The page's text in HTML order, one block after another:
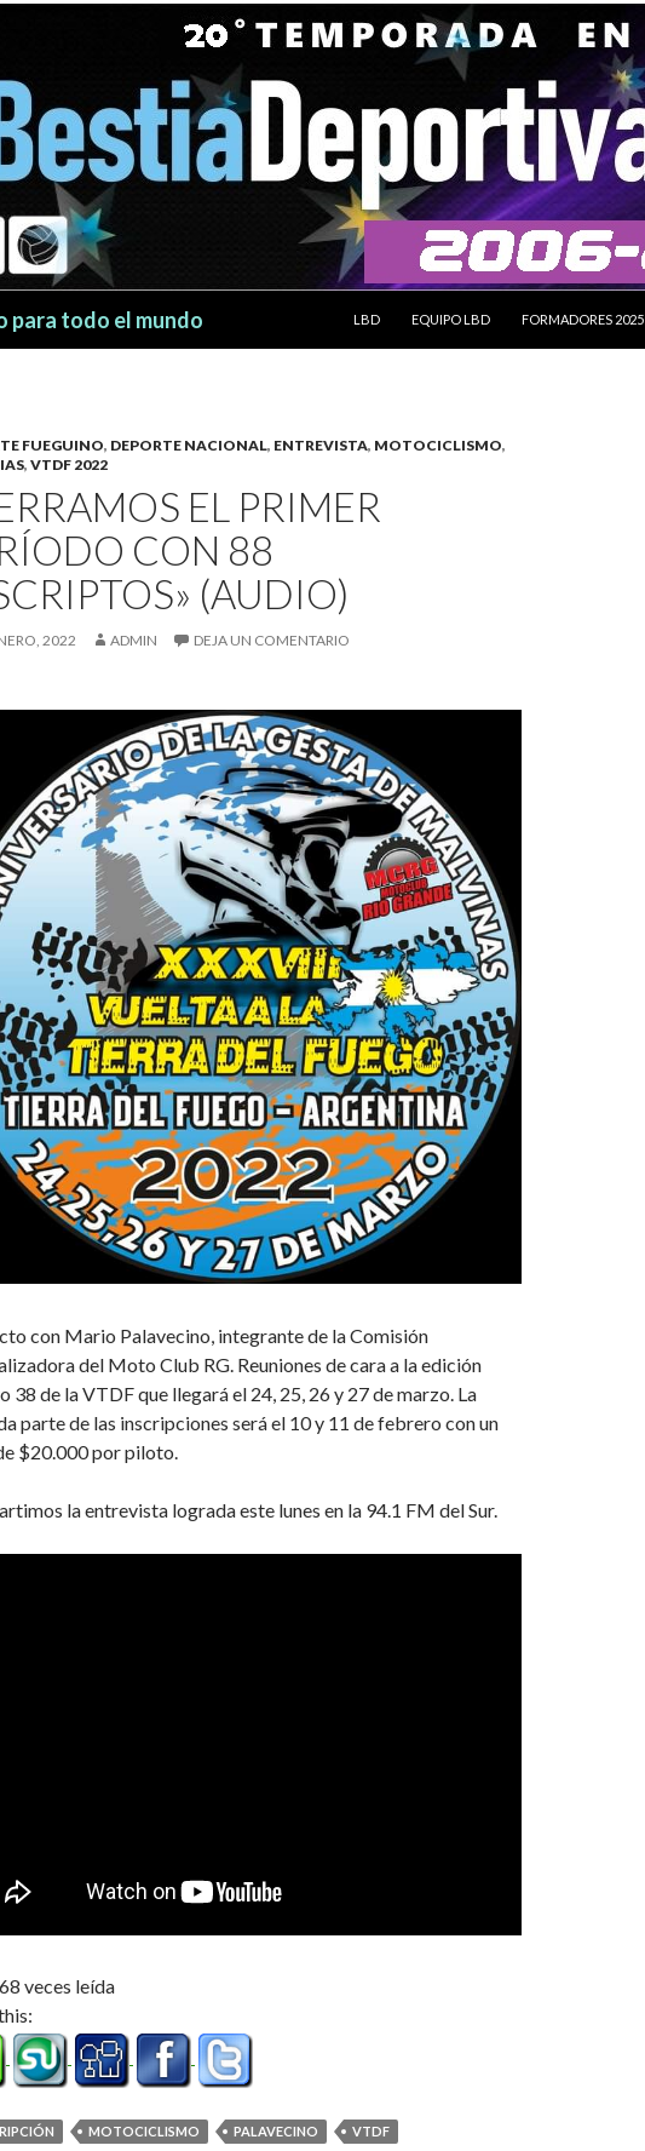
para todo el mundo
LBD
EQUIPO LBD FORMADORES 2025
FUEGUINO, DEPORTE NACIONAL, ENTREVISTA, MOTOCICLISMO,
, VTDF 2022
EL PRIMER
CON 88
(AUDIO)
2022 ADMIN DEJA UN COMENTARIO
con Mario Palavecino, integrante de la Comisión
del Moto Club RG. Reuniones de cara a la edición
38 de la VTDF que llegará el 24, 25, 26 y 27 de marzo. La
parte de las inscripciones será el 10 y 11 de febrero con un
$20.000 por piloto.
la entrevista lograda este lunes en la 94.1 FM del Sur.
veces leída
MOTOCICLISMO PALAVECINO VTDF